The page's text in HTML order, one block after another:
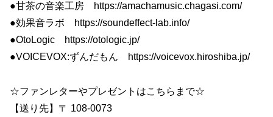
●甘茶の音楽工房 https://amachamusic.chagasi.com/
●効果音ラボ https://soundeffect-lab.info/
●OtoLogic https://otologic.jp/
●VOICEVOX:ずんだもん https://voicevox.hiroshiba.jp/
☆ファンレターやプレゼントはこちらまで☆
【送り先】〒 108-0073